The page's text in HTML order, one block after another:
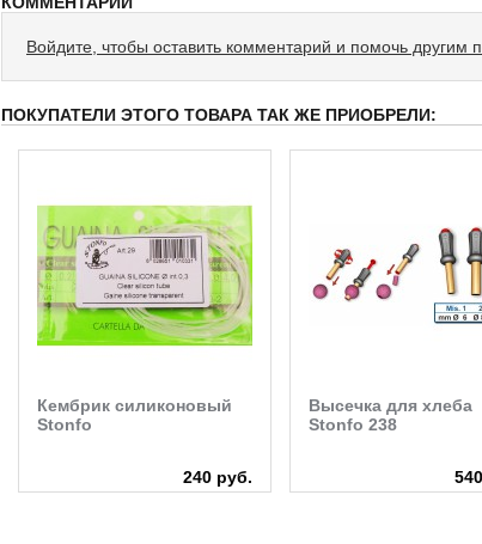
Войдите, чтобы оставить комментарий и помочь другим
ПОКУПАТЕЛИ ЭТОГО ТОВАРА ТАК ЖЕ ПРИОБРЕЛИ:
Кембрик силиконовый
Stonfo
240 руб.
Высечка для хлеба
Stonfo 238